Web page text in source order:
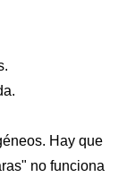
Hay que
no funciona